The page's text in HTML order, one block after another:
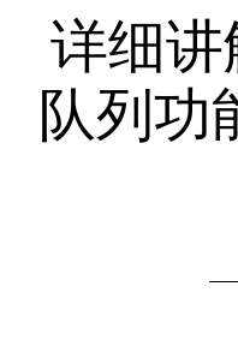
详细
队列功